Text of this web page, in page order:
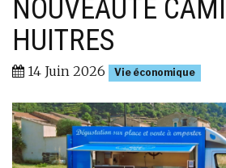
NOUVEAUTÉ
HUITRES
14 Juin 2026 Vie économique